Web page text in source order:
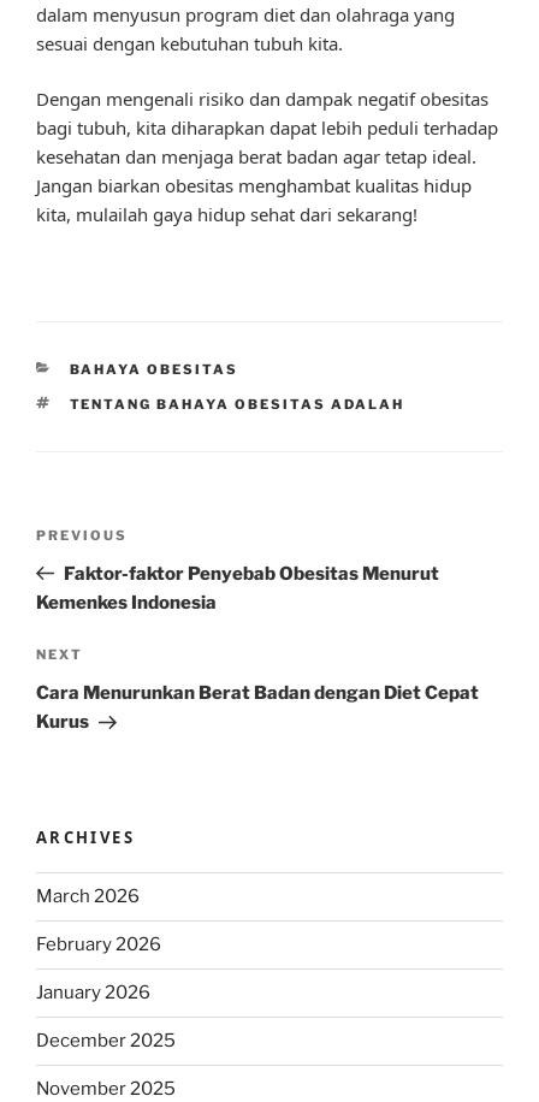
dalam menyusun program diet dan olahraga yang
sesuai dengan kebutuhan tubuh kita.
Dengan mengenali risiko dan dampak negatif obesitas
bagi tubuh, kita diharapkan dapat lebih peduli terhadap
kesehatan dan menjaga berat badan agar tetap ideal.
Jangan biarkan obesitas menghambat kualitas hidup
kita, mulailah gaya hidup sehat dari sekarang!
CATEGORIES
BAHAYA OBESITAS
TAGS
TENTANG BAHAYA OBESITAS ADALAH
Previous
Post
PREVIOUS
Faktor-faktor Penyebab Obesitas Menurut
Kemenkes Indonesia
Next
Post
NEXT
Cara Menurunkan Berat Badan dengan Diet Cepat
Kurus
ARCHIVES
March 2026
February 2026
January 2026
December 2025
November 2025